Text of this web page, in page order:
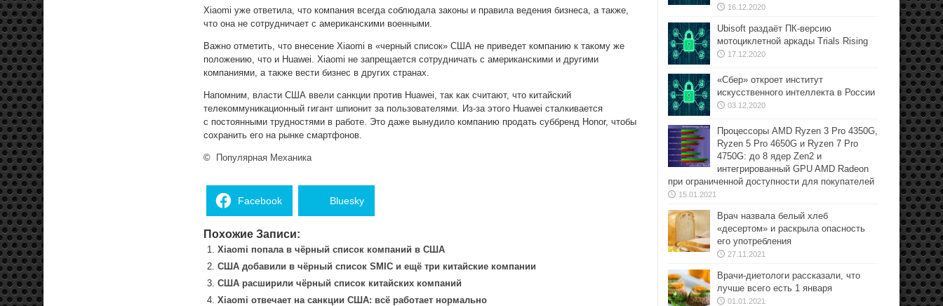
Xiaomi уже ответила, что компания всегда соблюдала законы и правила ведения бизнеса, а также,
что она не сотрудничает с американскими военными.
Важно отметить, что внесение Xiaomi в «черный список» США не приведет компанию к такому же
положению, что и Huawei. Xiaomi не запрещается сотрудничать с американскими и другими
компаниями, а также вести бизнес в других странах.
Напомним, власти США ввели санкции против Huawei, так как считают, что китайский
телекоммуникационный гигант шпионит за пользователями. Из-за этого Huawei сталкивается
с постоянными трудностями в работе. Это даже вынудило компанию продать суббренд Honor, чтобы
сохранить его на рынке смартфонов.
© Популярная Механика
Facebook Bluesky
Похожие Записи:
Xiaomi попала в чёрный список компаний в США
США добавили в чёрный список SMIC и ещё три китайские компании
США расширили чёрный список китайских компаний
Xiaomi отвечает на санкции США: всё работает нормально
16.12.2020
Ubisoft раздаёт ПК-версию
мотоциклетной аркады Trials Rising
17.12.2020
«Сбер» откроет институт
искусственного интеллекта в России
03.12.2020
Процессоры AMD Ryzen 3 Pro 4350G,
Ryzen 5 Pro 4650G и Ryzen 7 Pro
4750G: до 8 ядер Zen2 и
интегрированный GPU AMD Radeon
при ограниченной доступности для покупателей
15.01.2021
Врач назвала белый хлеб
«десертом» и раскрыла опасность
его употребления
27.11.2021
Врачи-диетологи рассказали, что
лучше всего есть 1 января
01.01.2021